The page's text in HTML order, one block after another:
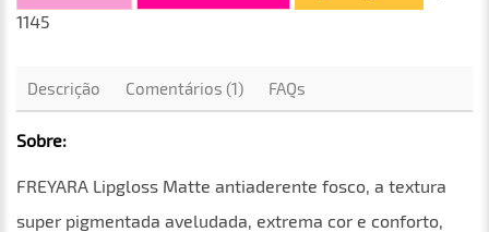
1145
Descrição Comentários (1) FAQs
Sobre:
FREYARA Lipgloss Matte antiaderente fosco, a textura
super pigmentada aveludada, extrema cor e conforto,